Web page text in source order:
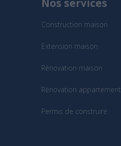
Nos services
Construction maison
Extension maison
Rénovation maison
Rénovation appartement
Permis de construire